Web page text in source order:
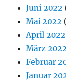
Juni 2022
Mai 2022
April 2022
März 2022
Februar
Januar